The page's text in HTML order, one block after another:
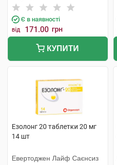
Є в наявності
від 171.00 грн
КУПИТИ
Езолонг 20 таблетки 20 мг
14 шт
Евертоджен Лайф Саєнсиз